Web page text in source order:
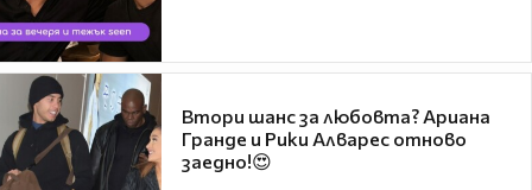
Втори шанс за любовта? Ариана
Гранде и Рики Алварес отново
заедно!😍